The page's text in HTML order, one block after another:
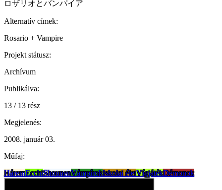
ロザリオとバンパイア
Alternatív címek:
Rosario + Vampire
Projekt státusz:
Archívum
Publikálva:
13 / 13 rész
Megjelenés:
2008. január 03.
Műfaj:
HáremEcchiShounenVámpírokIskolai életVígjátékDémonok